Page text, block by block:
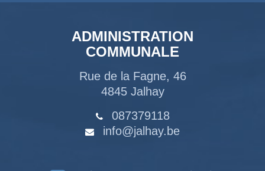
ADMINISTRATION
COMMUNALE
Rue de la Fagne, 46
4845 Jalhay
087379118
info@jalhay.be